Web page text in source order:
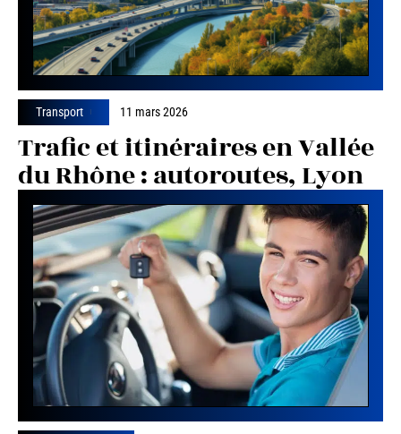
Transport 11 mars 2026
Trafic et itinéraires en Vallée
du Rhône : autoroutes, Lyon